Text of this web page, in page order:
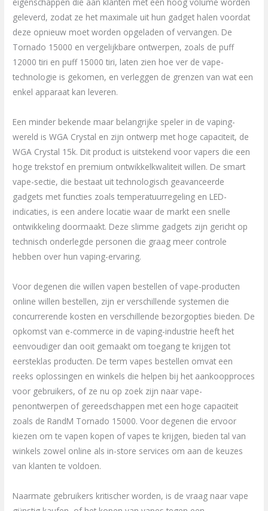
geleverd, zodat ze het maximale uit hun gadget halen voordat
deze opnieuw moet worden opgeladen of vervangen. De
Tornado 15000 en vergelijkbare ontwerpen, zoals de puff
12000 tiri en puff 15000 tiri, laten zien hoe ver de vape-
technologie is gekomen, en verleggen de grenzen van wat een
enkel apparaat kan leveren.
Een minder bekende maar belangrijke speler in de vaping-
wereld is WGA Crystal en zijn ontwerp met hoge capaciteit, de
WGA Crystal 15k. Dit product is uitstekend voor vapers die een
hoge trekstof en premium ontwikkelkwaliteit willen. De smart
vape-sectie, die bestaat uit technologisch geavanceerde
gadgets met functies zoals temperatuurregeling en LED-
indicaties, is een andere locatie waar de markt een snelle
ontwikkeling doormaakt. Deze slimme gadgets zijn gericht op
technisch onderlegde personen die graag meer controle
hebben over hun vaping-ervaring.
Voor degenen die willen vapen bestellen of vape-producten
online willen bestellen, zijn er verschillende systemen die
concurrerende kosten en verschillende bezorgopties bieden. De
opkomst van e-commerce in de vaping-industrie heeft het
eenvoudiger dan ooit gemaakt om toegang te krijgen tot
eersteklas producten. De term vapes bestellen omvat een
reeks oplossingen en winkels die helpen bij het aankoopproces
voor gebruikers, of ze nu op zoek zijn naar vape-
penontwerpen of gereedschappen met een hoge capaciteit
zoals de RandM Tornado 15000. Voor degenen die ervoor
kiezen om te vapen kopen of vapes te krijgen, bieden tal van
winkels zowel online als in-store services om aan de keuzes
van klanten te voldoen.
Naarmate gebruikers kritischer worden, is de vraag naar vape